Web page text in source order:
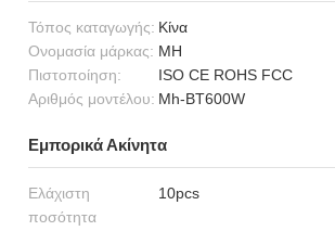
Τόπος καταγωγής: Κίνα
Ονομασία μάρκας: MH
Πιστοποίηση:
ISO CE ROHS FCC
Αριθμός μοντέλου: Mh-BT600W
Εμπορικά Ακίνητα
Ελάχιστη
ποσότητα
10pcs